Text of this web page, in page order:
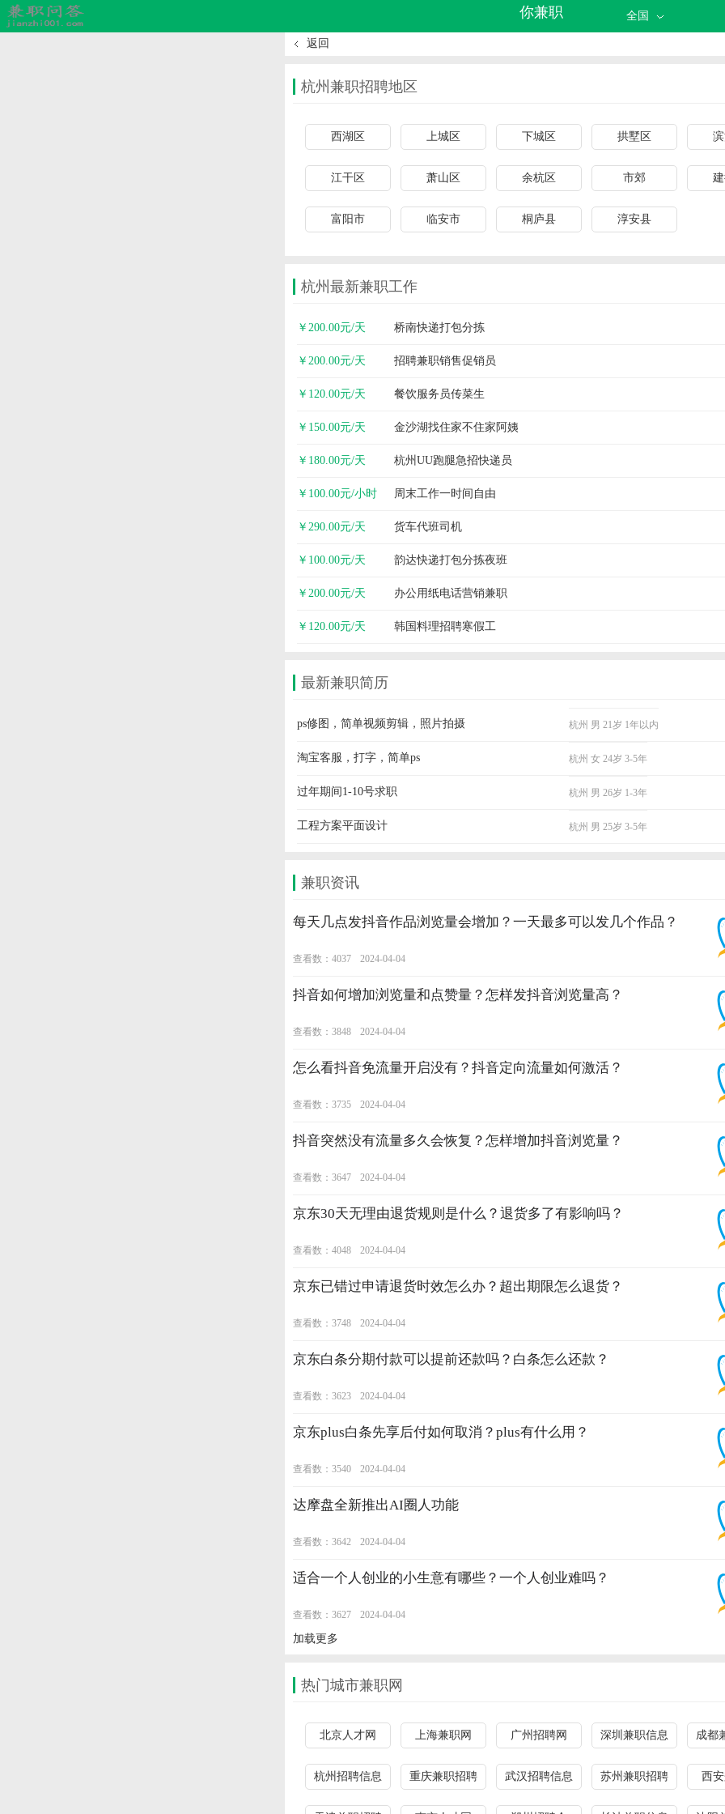
你兼职 全国
返回
杭州兼职招聘地区
西湖区 上城区 下城区 拱墅区
江干区 萧山区 余杭区 市郊
富阳市 临安市 桐庐县 淳安县
杭州最新兼职工作
￥200.00元/天 桥南快递打包分拣
￥200.00元/天 招聘兼职销售促销员
￥120.00元/天 餐饮服务员传菜生
￥150.00元/天 金沙湖找住家不住家阿姨
￥180.00元/天 杭州UU跑腿急招快递员
￥100.00元/小时 周末工作一时间自由
￥290.00元/天 货车代班司机
￥100.00元/天 韵达快递打包分拣夜班
￥200.00元/天 办公用纸电话营销兼职
￥120.00元/天 韩国料理招聘寒假工
最新兼职简历
ps修图，简单视频剪辑，照片拍摄 杭州 男 21岁 1年以内
淘宝客服，打字，简单ps 杭州 女 24岁 3-5年
过年期间1-10号求职 杭州 男 26岁 1-3年
工程方案平面设计 杭州 男 25岁 3-5年
兼职资讯
每天几点发抖音作品浏览量会增加？一天最多可以发几个作品？
查看数：4037 2024-04-04
抖音如何增加浏览量和点赞量？怎样发抖音浏览量高？
查看数：3848 2024-04-04
怎么看抖音免流量开启没有？抖音定向流量如何激活？
查看数：3735 2024-04-04
抖音突然没有流量多久会恢复？怎样增加抖音浏览量？
查看数：3647 2024-04-04
京东30天无理由退货规则是什么？退货多了有影响吗？
查看数：4048 2024-04-04
京东已错过申请退货时效怎么办？超出期限怎么退货？
查看数：3748 2024-04-04
京东白条分期付款可以提前还款吗？白条怎么还款？
查看数：3623 2024-04-04
京东plus白条先享后付如何取消？plus有什么用？
查看数：3540 2024-04-04
达摩盘全新推出AI圈人功能
查看数：3642 2024-04-04
适合一个人创业的小生意有哪些？一个人创业难吗？
查看数：3627 2024-04-04
加载更多
热门城市兼职网
北京人才网 上海兼职网 广州招聘网 深圳兼职信息 成都
杭州招聘信息 重庆兼职招聘 武汉招聘信息 苏州兼职招聘 西